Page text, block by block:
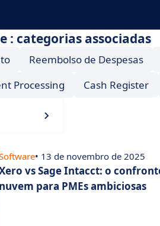
: categorias associadas
Reembolso de Despesas
Processing Cash Register
• 13 de novembro de 2025
vs Sage Intacct: o
nuvem para PMEs ambiciosas